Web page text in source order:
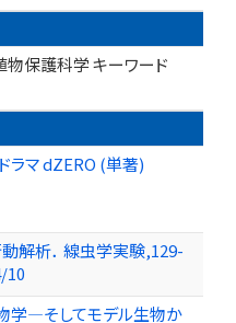
保護科学 キーワード
ラマ dZERO (単著)
解析． 線虫学実験,129-
10
学―そしてモデル生物か